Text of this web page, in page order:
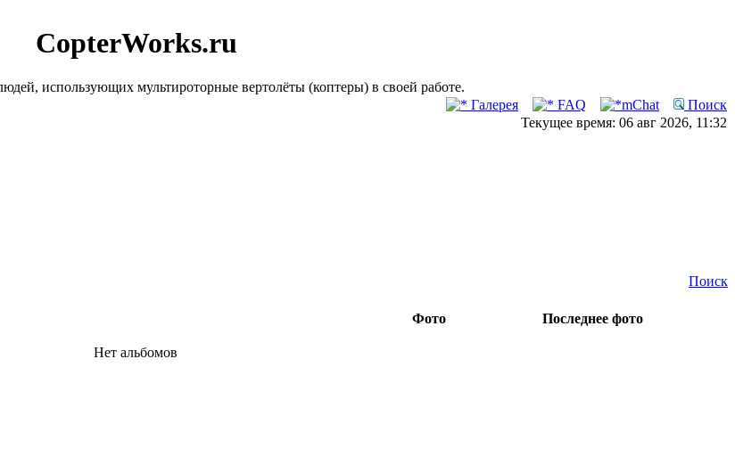
CopterWorks.ru
использующих мультироторные вертолёты (коптеры) в своей работе.
Галерея FAQ mChat
Поиск
Текущее время: 06 авг 2026, 11:32
Поиск
Фото Последнее фото
Нет альбомов